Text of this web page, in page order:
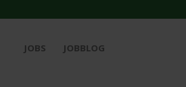
JOBS JOBBLOG